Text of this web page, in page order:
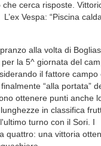
che cerca risposte.
Vespa: “Piscina
alla volta di
la 5^ giornata del
il fattore campo
“alla portata”
ottenere punti anche
in classifica
turno con il Sori. I
quattro: una vittoria